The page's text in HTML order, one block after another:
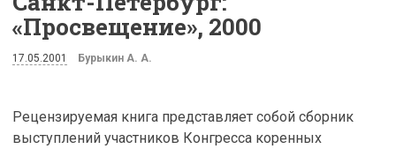
«Просвещение», 2000
17.05.2001 Бурыкин А. А.
Рецензируемая книга представляет собой сборник
выступлений участников Конгресса коренных